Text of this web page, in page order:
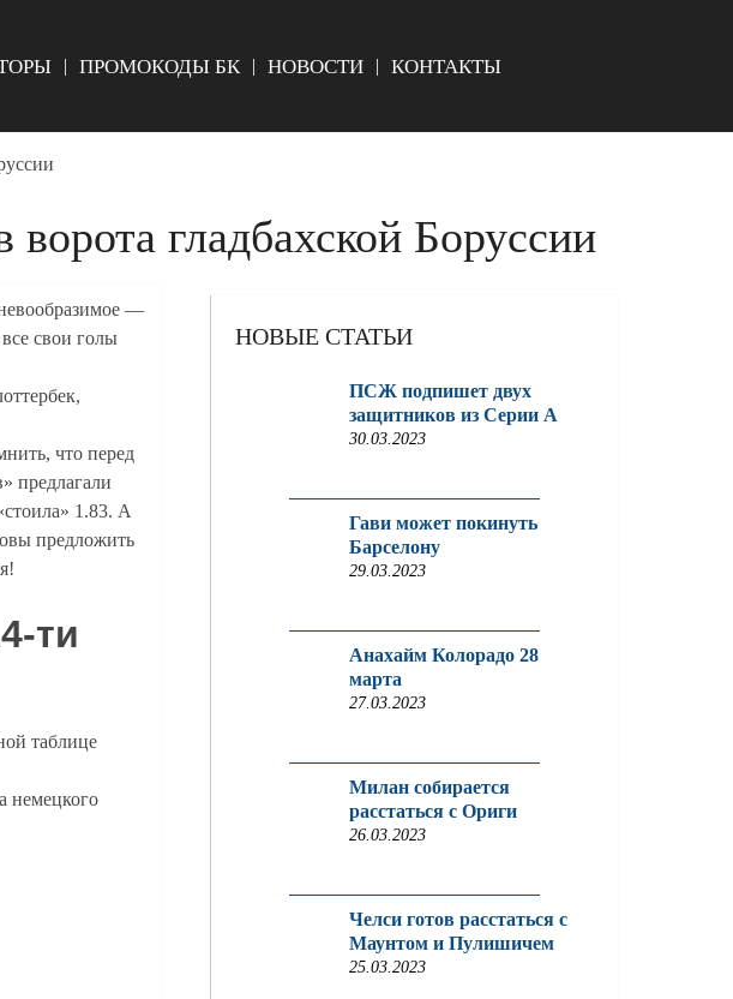
ПРОМОКОДЫ БК НОВОСТИ КОНТАКТЫ
гладбахской Боруссии
—
свои голы
что перед
предлагали
1.83. А
предложить
ти
таблице
немецкого
НОВЫЕ СТАТЬИ
ПСЖ подпишет двух
защитников из Серии A
30.03.2023
Гави может покинуть
Барселону
29.03.2023
Анахайм Колорадо 28
марта
27.03.2023
Милан собирается
расстаться с Ориги
26.03.2023
Челси готов расстаться с
Маунтом и Пулишичем
25.03.2023